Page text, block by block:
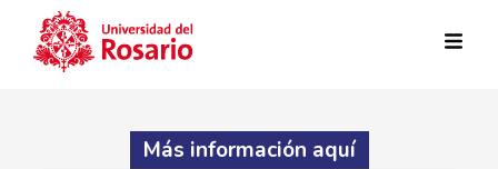
Más información aquí